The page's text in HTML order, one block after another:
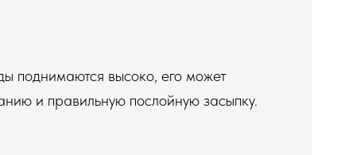
поднимаются высоко, его может
и правильную послойную засыпку.